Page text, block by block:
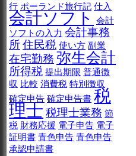
行 ポーランド旅行記 仕入
会計ソフト
会計
ソフトの入力 会計事務
所住民税 使い方 副業
在宅勤務 弥生会計
所得税 提出期限 普通徴
収 比較 消費税 特別徴収
確定申告 確定申告書 税
理士 税理士業務 節
税 財務応援 電子申告 電子
証明書 青色申告 青色申告
承認申請書